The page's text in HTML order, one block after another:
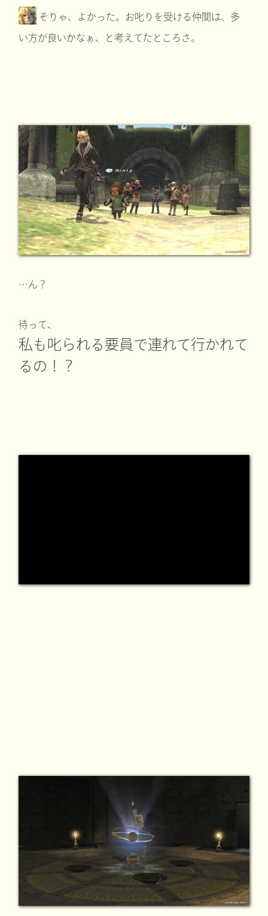
そりゃ、よかった。お叱りを受ける仲間は、多
い方が良いかなぁ、と考えてたところさ。
…ん？
待って、
私も叱られる要員で連れて行かれて
るの！？